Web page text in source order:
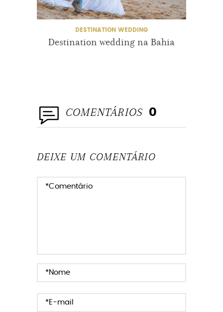
DESTINATION WEDDING
Destination wedding na Bahia
COMENTÁRIOS 0
DEIXE UM COMENTÁRIO